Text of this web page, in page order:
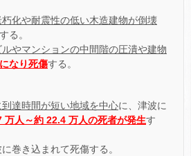
朽化や耐震性の低い木造建物が倒壊
する。
ルやマンションの中間階の圧潰や建物
なり死傷する。
達時間が短い地域を中心に、津波に
万人～約 22.4 万人の死者が発生す
巻き込まれて死傷する。